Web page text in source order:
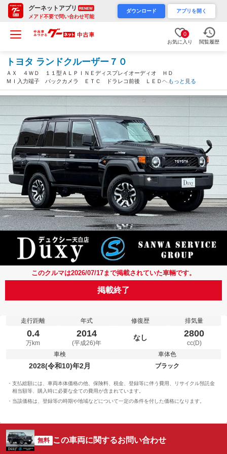
グーネットアプリ RENEW
メアド不要で問い合わせ可能
ダウンロード アプリを開く
0
お気に入り 閲覧履歴
トヨタ ランドクルーザー７０
ＡＸ ４ＷＤ １１型ＡＬＰＩＮＥディスプレイオーディオ ＨＤ
ＭＩ入力端子 バックカメラ ＥＴＣ ドラレコ前後 ＬＥＤヘッ
ドランプ クルーズコントロール 背面タイヤ レーンキープ 電
動デフロック 純正１６ＡＷ（愛知県）
もっと見る
このクルマは2026/07/17まで掲載されていた車輛です。
掲載終了
走行距離
0.4
万km
年式
2014
(平成26)年
修復歴
なし
排気量
2800
cc(D)
車検
2028(令和10)年2月
車体色
ブラック
支払総額には、車両本体価格の他、保険料、税金、登録等に伴う費用、リサイクル預託金
相当額等、購入時に必要な全ての費用が含まれています。
当該価格は、登録等の時期や地域などについて一定の条件を付した価格になります。
無料 この車両に関するお問い合わせ